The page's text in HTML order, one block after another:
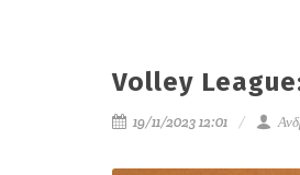
Volley
19/11/2023 12:01